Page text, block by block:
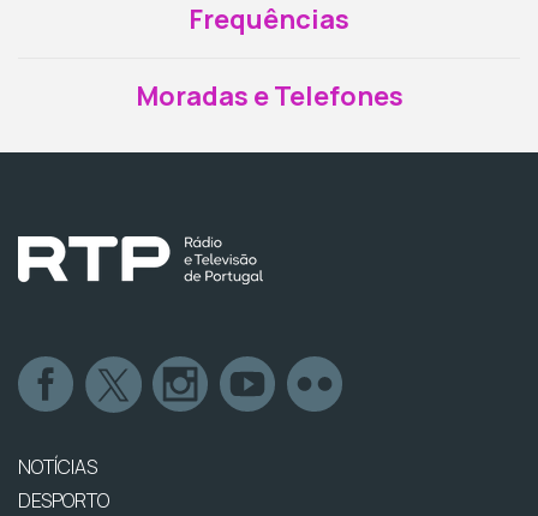
Frequências
Moradas e Telefones
NOTÍCIAS
DESPORTO